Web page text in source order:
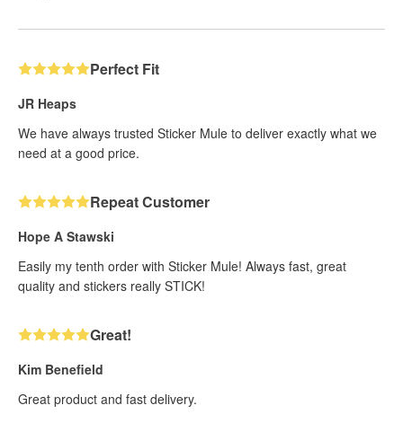
Perfect Fit
JR Heaps
We have always trusted Sticker Mule to deliver exactly what we
need at a good price.
Repeat Customer
Hope A Stawski
Easily my tenth order with Sticker Mule! Always fast, great
quality and stickers really STICK!
Great!
Kim Benefield
Great product and fast delivery.